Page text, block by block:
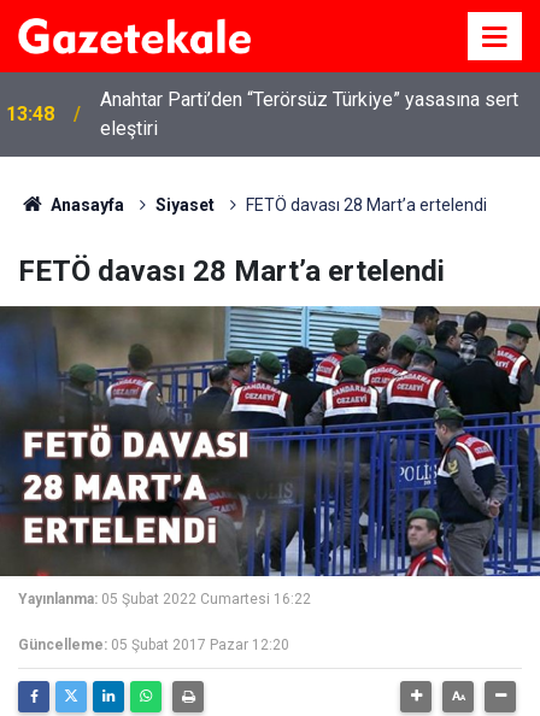
13:48
Anahtar Parti’den “Terörsüz Türkiye” yasasına sert
eleştiri
Anasayfa Siyaset FETÖ davası 28 Mart’a ertelendi
FETÖ davası 28 Mart’a ertelendi
Yayınlanma: 05 Şubat 2022 Cumartesi 16:22
Güncelleme: 05 Şubat 2017 Pazar 12:20